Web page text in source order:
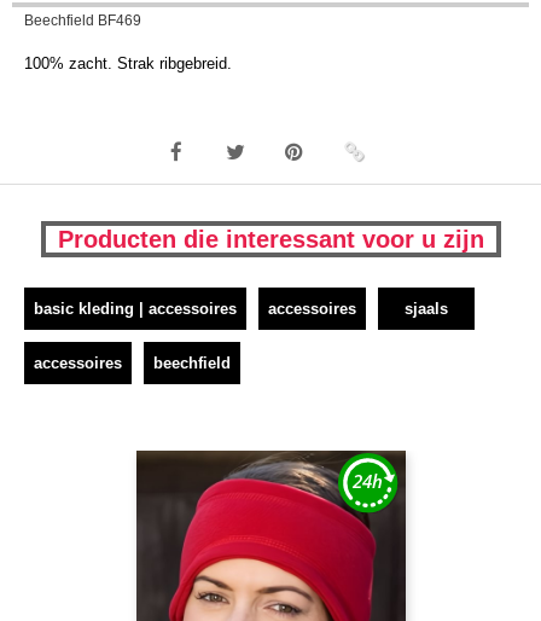
Beechfield BF469
100% zacht. Strak ribgebreid.
Producten die interessant voor u zijn
basic kleding | accessoires accessoires sjaals
accessoires beechfield